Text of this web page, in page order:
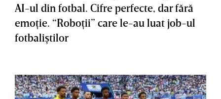
AI-ul din fotbal. Cifre perfecte, dar fără
emoţie. “Roboţii” care le-au luat job-ul
fotbaliştilor